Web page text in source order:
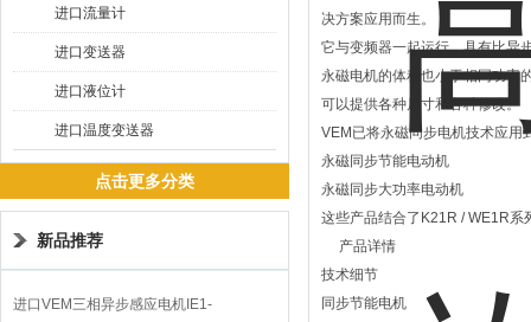
进口流量计
进口变送器
进口液位计
进口温度变送器
点击更多分类
新品推荐
进口VEM三相异步感应电机IE1-
决方案应用而生。
它与变频器一起运行，具有比异
永磁电机的体积也小于相同功率
可以提供各种尺寸和各种修改。
VEM已将永磁同步电机技术应用
永磁同步节能电动机
永磁同步大功率电动机
这些产品结合了K21R / WE1R系
产品详情
技术细节
同步节能电机